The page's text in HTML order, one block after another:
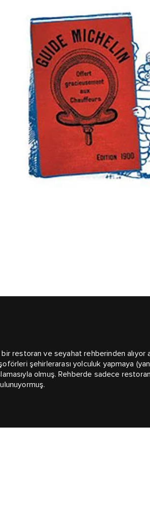
bir restoran ve seyahat rehberinden
şehirlerarası yolculuk yapmaya
olmuş. Rehberde sadece